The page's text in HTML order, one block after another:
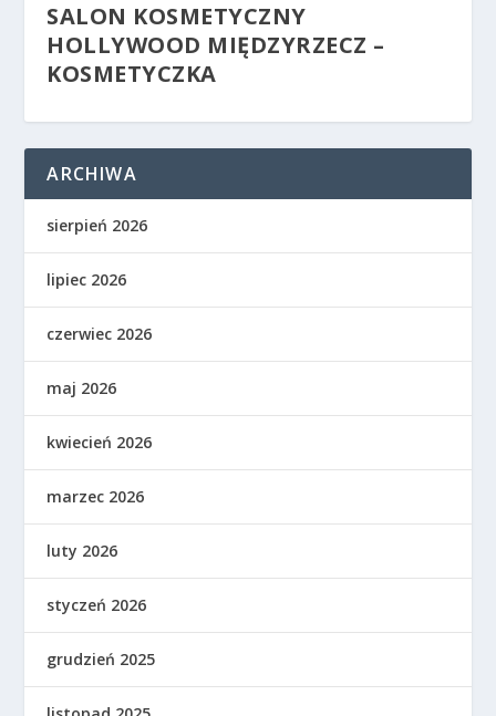
SALON KOSMETYCZNY
HOLLYWOOD MIĘDZYRZECZ –
KOSMETYCZKA
ARCHIWA
sierpień 2026
lipiec 2026
czerwiec 2026
maj 2026
kwiecień 2026
marzec 2026
luty 2026
styczeń 2026
grudzień 2025